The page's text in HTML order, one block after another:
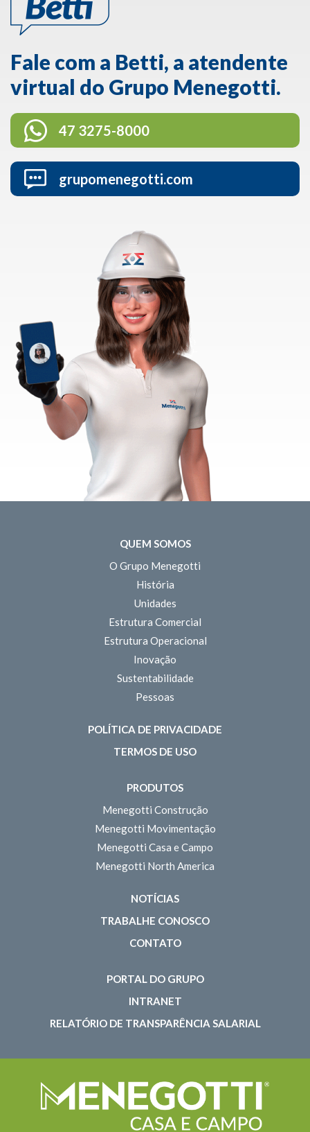
Fale com a Betti, a atendente
virtual do Grupo Menegotti.
47 3275-8000
grupomenegotti.com
QUEM SOMOS
O Grupo Menegotti
História
Unidades
Estrutura Comercial
Estrutura Operacional
Inovação
Sustentabilidade
Pessoas
POLÍTICA DE PRIVACIDADE
TERMOS DE USO
PRODUTOS
Menegotti Construção
Menegotti Movimentação
Menegotti Casa e Campo
Menegotti North America
NOTÍCIAS
TRABALHE CONOSCO
CONTATO
PORTAL DO GRUPO
INTRANET
RELATÓRIO DE TRANSPARÊNCIA SALARIAL